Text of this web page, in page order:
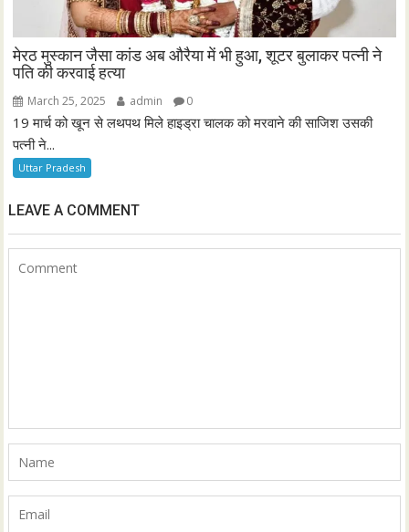
मेरठ मुस्कान जैसा कांड अब औरैया में भी हुआ, शूटर बुलाकर पत्नी ने
पति की करवाई हत्या
March 25, 2025 admin 0
19 मार्च को खून से लथपथ मिले हाइड्रा चालक को मरवाने की साजिश उसकी
पत्नी ने...
Uttar Pradesh
LEAVE A COMMENT